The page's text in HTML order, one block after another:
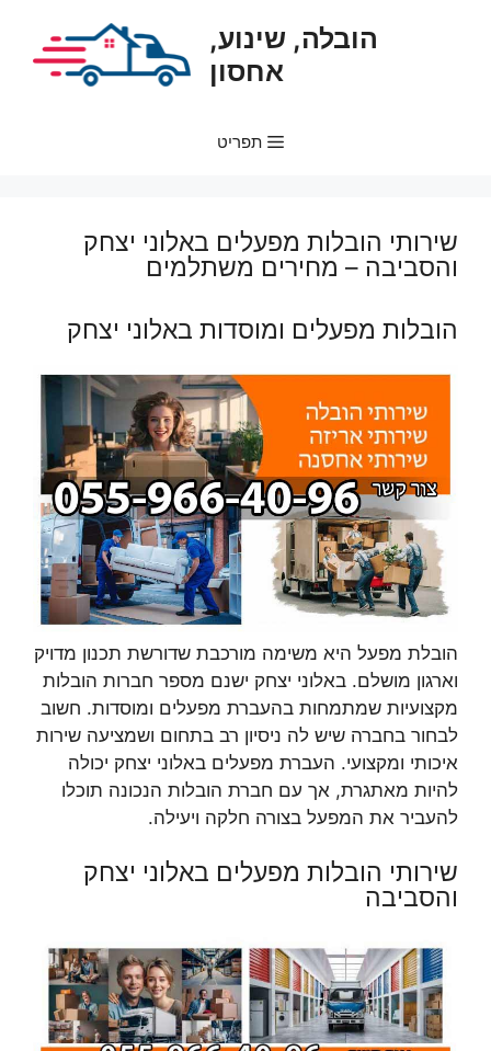
הובלה, שינוע,
אחסון
תפריט
שירותי הובלות מפעלים באלוני יצחק
והסביבה – מחירים משתלמים
הובלות מפעלים ומוסדות באלוני יצחק
הובלת מפעל היא משימה מורכבת שדורשת תכנון מדויק
וארגון מושלם. באלוני יצחק ישנם מספר חברות הובלות
מקצועיות שמתמחות בהעברת מפעלים ומוסדות. חשוב
לבחור בחברה שיש לה ניסיון רב בתחום ושמציעה שירות
איכותי ומקצועי. העברת מפעלים באלוני יצחק יכולה
להיות מאתגרת, אך עם חברת הובלות הנכונה תוכלו
להעביר את המפעל בצורה חלקה ויעילה.
שירותי הובלות מפעלים באלוני יצחק
והסביבה